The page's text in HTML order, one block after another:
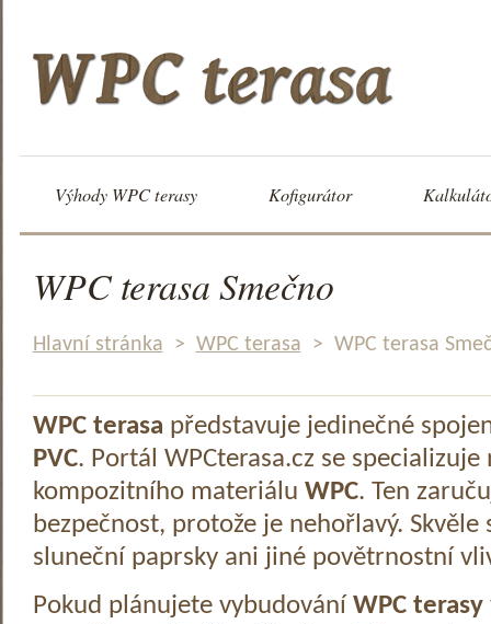
Výhody WPC terasy Kofigurátor
WPC terasa Smečno
Hlavní stránka > WPC terasa > WPC terasa
WPC terasa představuje jedinečné
PVC. Portál WPCterasa.cz se specializuje
kompozitního materiálu WPC. Ten
bezpečnost, protože je nehořlavý.
sluneční paprsky ani jiné povětrnostní
Pokud plánujete vybudování WPC terasy